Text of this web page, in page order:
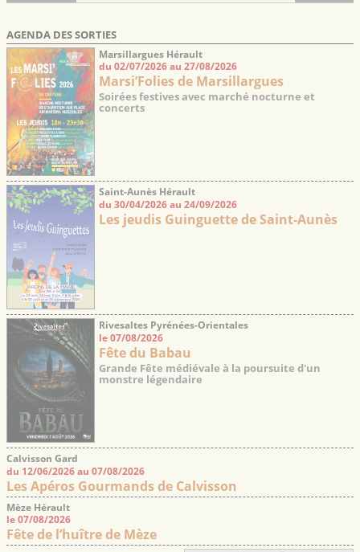
AGENDA DES SORTIES
Marsillargues Hérault
du 02/07/2026 au 27/08/2026
Marsi’Folies de Marsillargues
Soirées festives avec marché nocturne et
concerts
Saint-Aunès Hérault
du 30/04/2026 au 24/09/2026
Les jeudis Guinguette de Saint-Aunès
Rivesaltes Pyrénées-Orientales
le 07/08/2026
Fête du Babau
Grande Fête médiévale à la poursuite d'un
monstre légendaire
Calvisson Gard
du 12/06/2026 au 07/08/2026
Les Apéros Gourmands de Calvisson
Mèze Hérault
le 07/08/2026
Fête de l’huître de Mèze